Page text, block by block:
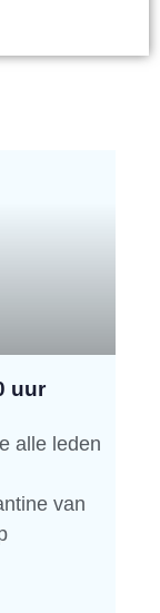
uur
alle leden
van